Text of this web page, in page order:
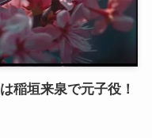
稲垣来泉で元子役！